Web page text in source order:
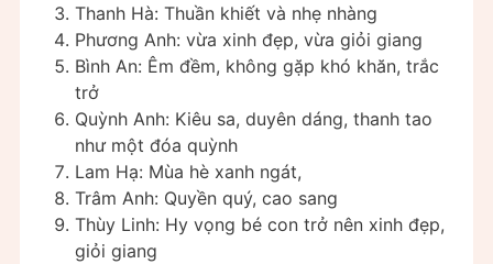
Thanh Hà: Thuần khiết và nhẹ nhàng
Phương Anh: vừa xinh đẹp, vừa giỏi giang
Bình An: Êm đềm, không gặp khó khăn, trắc
trở
Quỳnh Anh: Kiêu sa, duyên dáng, thanh tao
như một đóa quỳnh
Lam Hạ: Mùa hè xanh ngát,
Trâm Anh: Quyền quý, cao sang
Thùy Linh: Hy vọng bé con trở nên xinh đẹp,
giỏi giang